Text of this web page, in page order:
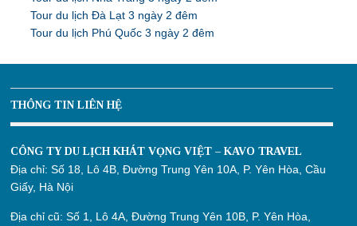
Tour du lịch Đà Lạt 3 ngày 2 đêm
Tour du lịch Phú Quốc 3 ngày 2 đêm
THÔNG TIN LIÊN HỆ
CÔNG TY DU LỊCH KHÁT VỌNG VIỆT – KAVO TRAVEL
Địa chỉ:Số 18, Lô 4B, Đường Trung Yên 10A, P. Yên Hòa, Cầu
Giấy, Hà Nội
Địa chỉ cũ:Số 1, Lô 4A, Đường Trung Yên 10B, P. Yên Hòa,